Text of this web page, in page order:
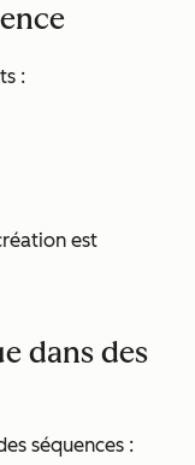
:
est
dans des
séquences :